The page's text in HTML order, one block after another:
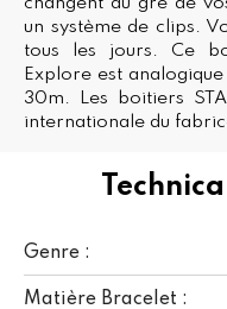
Genre :
Matière Bracelet :
un système de clips.
tous les jours. Ce
Explore est
30m. Les boitiers
internationale du